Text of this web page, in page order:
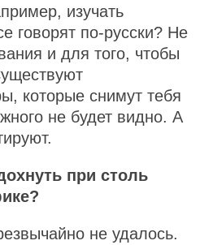
изучать
говорят по-русски? Не
и для того, чтобы
которые снимут тебя
не будет видно. А
при столь
не удалось.